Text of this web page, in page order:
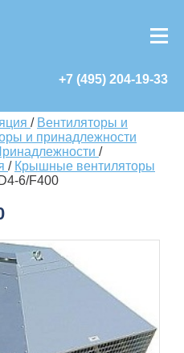
+7 (495) 204-19-33
/ Вентиляторы и
и принадлежности
/
/ Крышные вентиляторы
6/F400